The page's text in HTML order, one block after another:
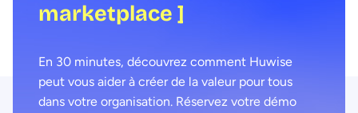
marketplace ]
En 30 minutes, découvrez comment Huwise
peut vous aider à créer de la valeur pour tous
dans votre organisation. Réservez votre démo